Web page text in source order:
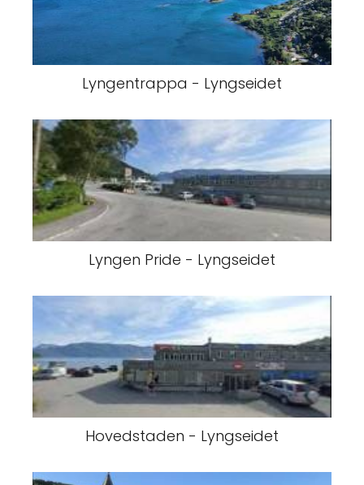
Lyngentrappa - Lyngseidet
Lyngen Pride - Lyngseidet
Hovedstaden - Lyngseidet